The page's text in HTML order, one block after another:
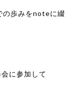
の歩みをnoteに綴
に参加して